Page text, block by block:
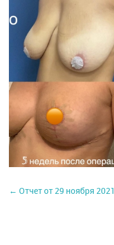
← Отчет от 29 ноября 2021